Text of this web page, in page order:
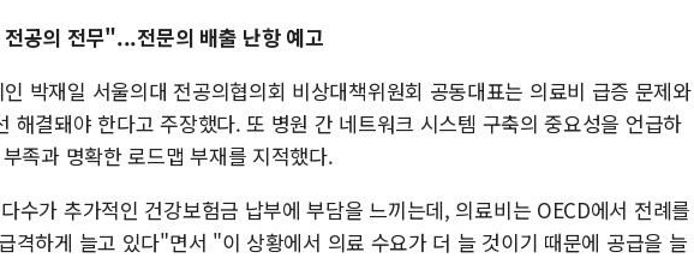
공의 전무"...전문의 배출 난항 예고
박재일 서울의대 전공의협의회 비상대책위원회 공동대표는 의료비 급증 문제와
해결돼야 한다고 주장했다. 또 병원 간 네트워크 시스템 구축의 중요성을 언급하
족과 명확한 로드맵 부재를 지적했다.
수가 추가적인 건강보험금 납부에 부담을 느끼는데, 의료비는 OECD에서 전례를
격하게 늘고 있다"면서 "이 상황에서 의료 수요가 더 늘 것이기 때문에 공급을 늘